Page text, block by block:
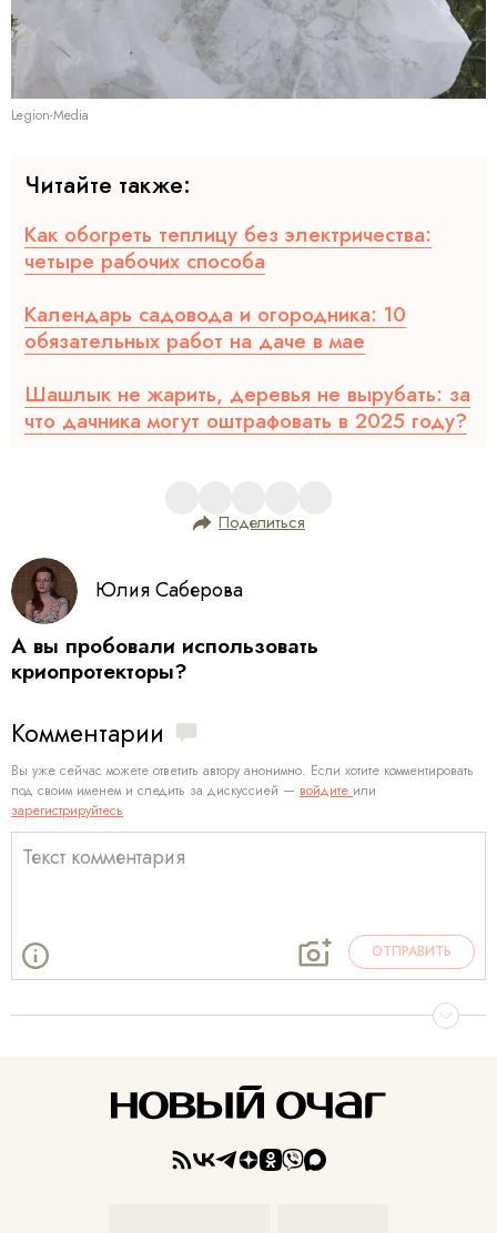
Legion-Media
Читайте также:
Как обогреть теплицу без электричества:
четыре рабочих способа
Календарь садовода и огородника: 10
обязательных работ на даче в мае
Шашлык не жарить, деревья не вырубать: за
что дачника могут оштрафовать в 2025 году?
Поделиться
Юлия Саберова
А вы пробовали использовать
криопротекторы?
Комментарии
Вы уже сейчас можете ответить автору анонимно. Если хотите комментировать
под своим именем и следить за дискуссией — войдите или
зарегистрируйтесь
ОТПРАВИТЬ